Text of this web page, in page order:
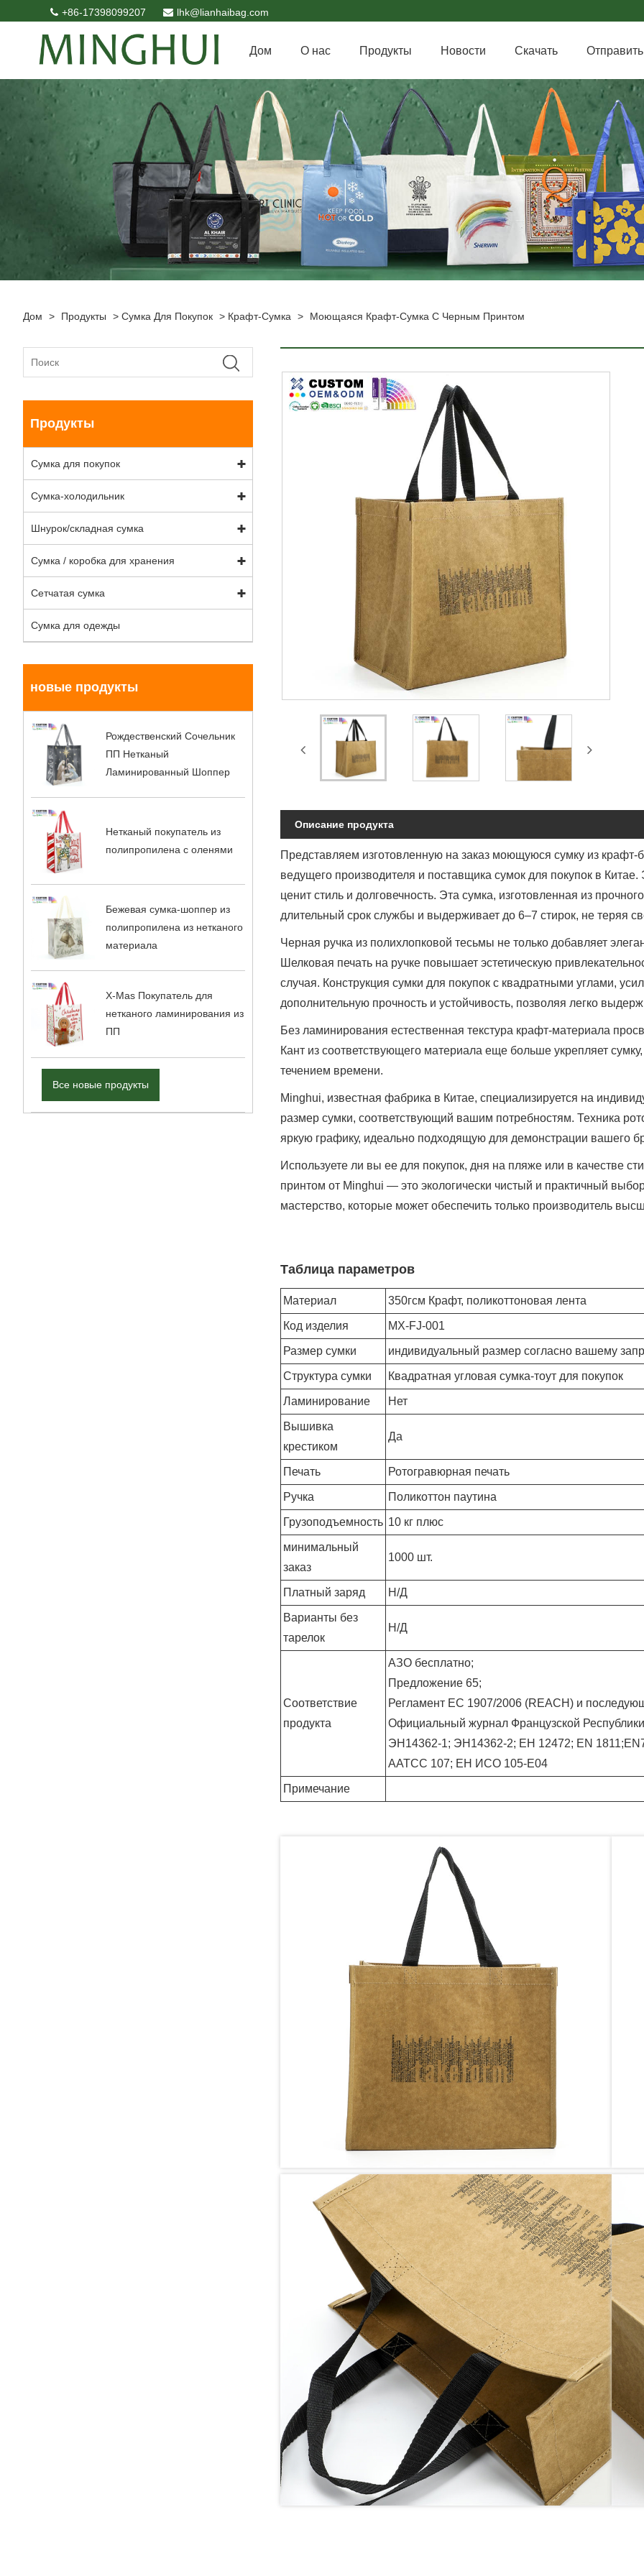
+86-17398099207 lhk@lianhaibag.com
Дом О нас Продукты Новости Скачать
Дом > Продукты > Сумка Для Покупок > Крафт-Сумка > Моющаяся Крафт-Сумка С Черным Принтом
Продукты
Сумка для покупок
Сумка-холодильник
Шнурок/складная сумка
Сумка / коробка для хранения
Сетчатая сумка
Сумка для одежды
новые продукты
Рождественский Сочельник
ПП Нетканый
Ламинированный Шоппер
Нетканый покупатель из
полипропилена с оленями
Бежевая сумка-шоппер из
полипропилена из нетканого
материала
X-Mas Покупатель для
нетканого ламинирования из
ПП
Все новые продукты
Описание продукта
Представляем изготовленную на заказ моющуюся сумку из
ведущего производителя и поставщика сумок для покупок в
ценит стиль и долговечность. Эта сумка, изготовленная из
длительный срок службы и выдерживает до 6–7 стирок, не теряя
Черная ручка из полихлопковой тесьмы не только добавляет
Шелковая печать на ручке повышает эстетическую
случая. Конструкция сумки для покупок с квадратными углами,
дополнительную прочность и устойчивость, позволяя легко
Без ламинирования естественная текстура крафт-материала
Кант из соответствующего материала еще больше укрепляет
течением времени.
Minghui, известная фабрика в Китае, специализируется на
размер сумки, соответствующий вашим потребностям. Техника
яркую графику, идеально подходящую для демонстрации вашего
Используете ли вы ее для покупок, дня на пляже или в качестве
принтом от Minghui — это экологически чистый и практичный
мастерство, которые может обеспечить только производитель
Таблица параметров
Материал 350гсм Крафт, поликоттоновая лента
Код изделия МХ-FJ-001
Размер сумки индивидуальный размер согласно вашему
Структура сумки Квадратная угловая сумка-тоут для покупок
Ламинирование Нет
Вышивка
крестиком
Да
Печать Ротогравюрная печать
Ручка Поликоттон паутина
Грузоподъемность 10 кг плюс
минимальный
заказ
1000 шт.
Платный заряд Н/Д
Варианты без
тарелок
Н/Д
Соответствие
продукта
АЗО бесплатно;
Предложение 65;
Регламент ЕС 1907/2006 (REACH) и
Официальный журнал Французской
ЭН14362-1; ЭН14362-2; ЕН 12472; EN
AATCC 107; ЕН ИСО 105-Е04
Примечание